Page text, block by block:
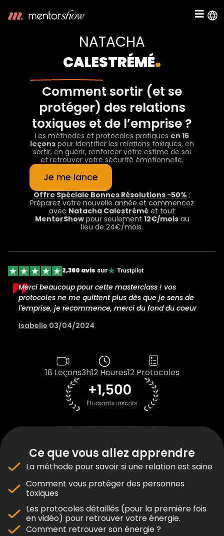
NATACHA
CALESTRÉMÉ.
Comment sortir (et se
protéger) des relations
toxiques et de l’emprise ?
Les méthodes et protocoles pratiques en 16
leçons pour identifier les relations toxiques, en
sortir, en guérir, renforcer votre estime de soi
et retrouver votre sécurité émotionnelle.
Je me lance
Offre Spéciale Bonnes Résolutions -50% :
Préparez votre nouvelle année et commencez
avec Natacha Calestrémé et tout
MentorShowpour seulement 12€/moisau
lieu de 24€/mois.
18 Leçons3h12 Heures12 Protocoles
2,360 avis sur
Magnifique Masterclass, j'ai trouvé plein de pistes et
de prise de conscience, merci Natacha Calestrémé
pour ce partage si riche
Pascal15/04/2024
Ce que vous allez apprendre
La méthode pour savoir si une relation est saine
Comment vous protéger des personnes
toxiques
Les protocoles détaillés (pour la première fois
en vidéo) pour retrouver votre énergie.
Comment retrouver son énergie ?